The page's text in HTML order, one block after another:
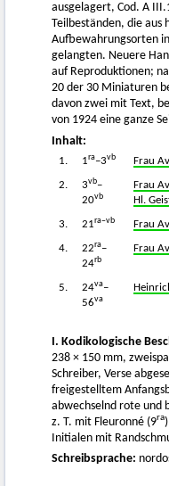
ausgelagert, Cod. A
Teilbeständen, die aus
Aufbewahrungsorten
gelangten. Neuere
auf Reproduktionen;
20 der 30 Miniaturen
davon zwei mit Text,
von 1924 eine ganze
Inhalt:
1. 1ra–3vb Frau
2. 3vb–
20vb
Frau
Hl.
3. 21ra–vb Frau
4. 22ra–
24rb
Frau
5. 24va–
56va
I. Kodikologische
238 × 150 mm,
Schreiber, Verse
freigestelltem
abwechselnd rote und
z. T. mit Fleuronné (9ra
Initialen mit
Schreibsprache: